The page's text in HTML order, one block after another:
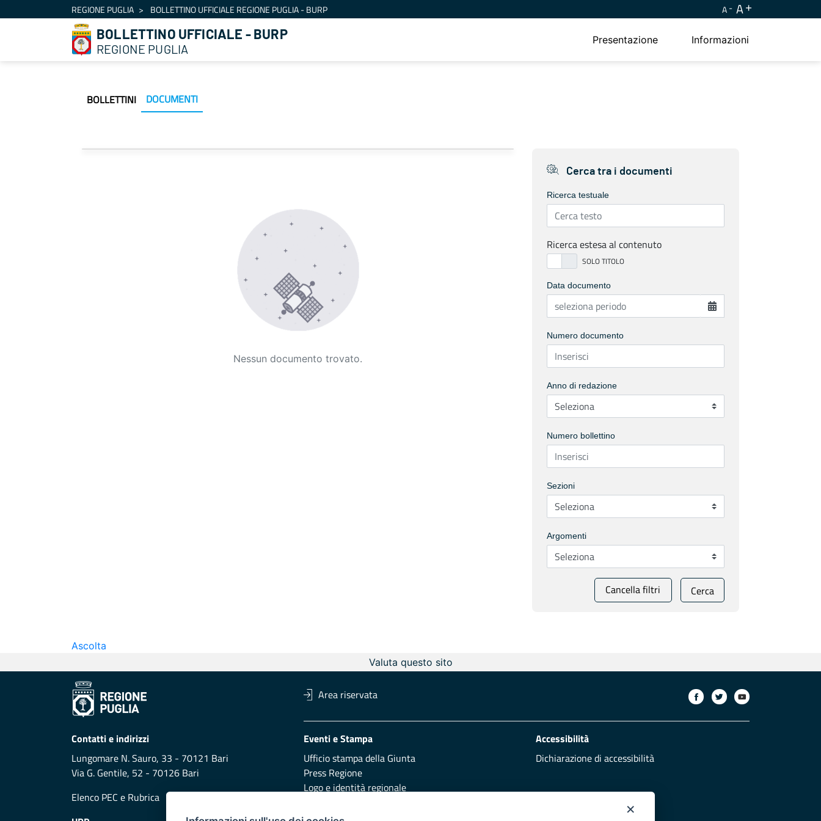
Salta al contenutoREGIONE PUGLIA BOLLETTINO UFFICIALE REGIONE PUGLIA - BURP A A
BOLLETTINO UFFICIALE - BURP
REGIONE PUGLIA
Presentazione Informazioni
BOLLETTINI DOCUMENTI
Nessun documento trovato.
Cerca tra i documenti
Ricerca testuale
Ricerca estesa al contenuto
Data documento
Numero documento
Anno di redazione
Numero bollettino
Sezioni
Argomenti
Cancella filtri Cerca
Ascolta
Valuta questo sito
Area riservata
Contatti e indirizzi
Lungomare N. Sauro, 33 - 70121 Bari
Via G. Gentile, 52 - 70126 Bari
Elenco PEC e Rubrica
Eventi e Stampa
Ufficio stampa della Giunta
Press Regione
Logo e identità regionale
Accessibilità
Dichiarazione di accessibilità
×